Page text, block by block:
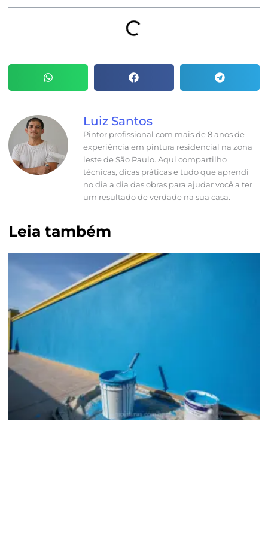
Luiz Santos
Pintor profissional com mais de 8 anos de
experiência em pintura residencial na zona
leste de São Paulo. Aqui compartilho
técnicas, dicas práticas e tudo que aprendi
no dia a dia das obras para ajudar você a ter
um resultado de verdade na sua casa.
Leia também